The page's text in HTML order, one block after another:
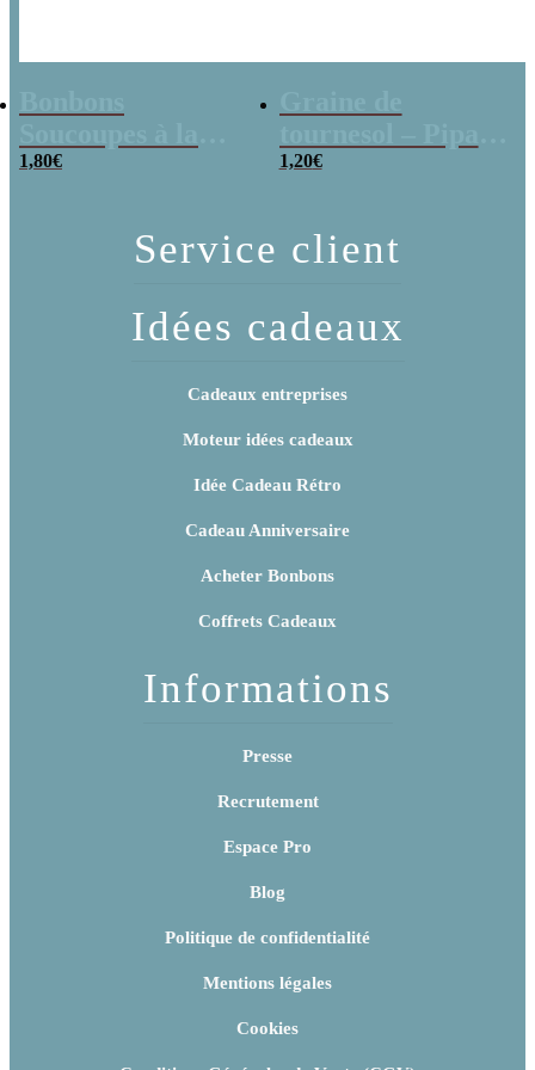
poudre (x20)
1,80€
x 3
1,20€
Service client
Idées cadeaux
Cadeaux entreprises
Moteur idées cadeaux
Idée Cadeau Rétro
Cadeau Anniversaire
Acheter Bonbons
Coffrets Cadeaux
Informations
Presse
Recrutement
Espace Pro
Blog
Politique de confidentialité
Mentions légales
Cookies